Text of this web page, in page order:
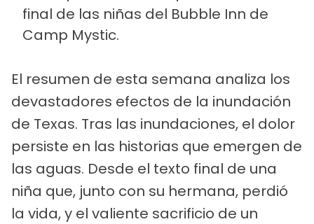
final de las niñas del Bubble Inn de
Camp Mystic.
El resumen de esta semana analiza los
devastadores efectos de la inundación
de Texas. Tras las inundaciones, el dolor
persiste en las historias que emergen de
las aguas. Desde el texto final de una
niña que, junto con su hermana, perdió
la vida, y el valiente sacrificio de un